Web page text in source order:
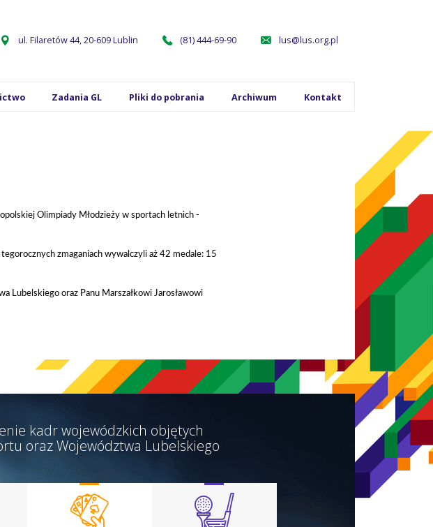
ul. Filaretów 44, 20-609 Lublin (81) 444-69-90 lus@lus.org.pl
Zadania GL Pliki do pobrania Archiwum Kontakt
Olimpiady Młodzieży w sportach letnich -
zmaganiach wywalczyli aż 42 medale: 15
Lubelskiego oraz Panu Marszałkowi Jarosławowi
kadr wojewódzkich objętych
oraz Województwa Lubelskiego